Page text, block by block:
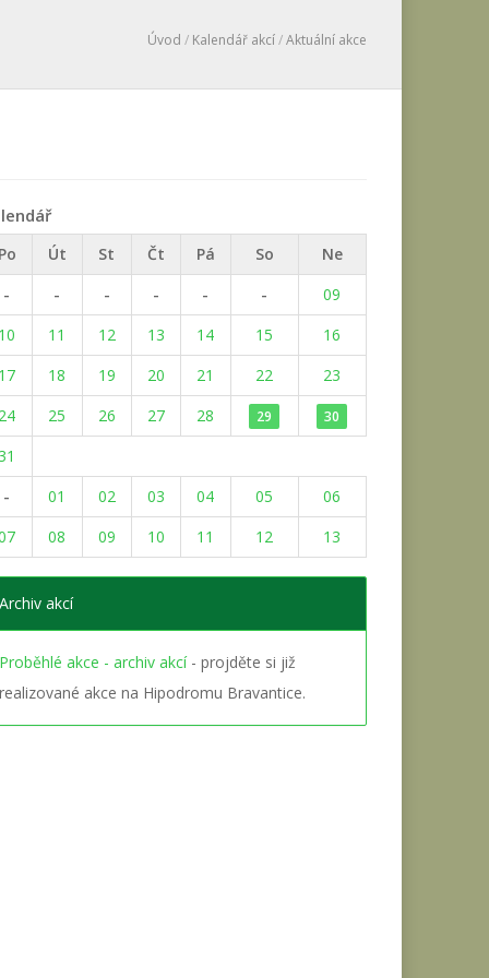
Úvod / Kalendář akcí/Aktuální akce
Út St Čt Pá So
Ne
-
- - - - -
09
11 12 13 14 15
16
18 19 20 21 22
23
25 26 27 28 29 30
-
01 02 03 04 05
06
08 09 10 11 12 13
akcí
akce - archiv akcí- projděte si již
akce na Hipodromu Bravantice.